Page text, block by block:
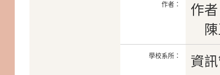
作者：
作
陳
學校系所： 資